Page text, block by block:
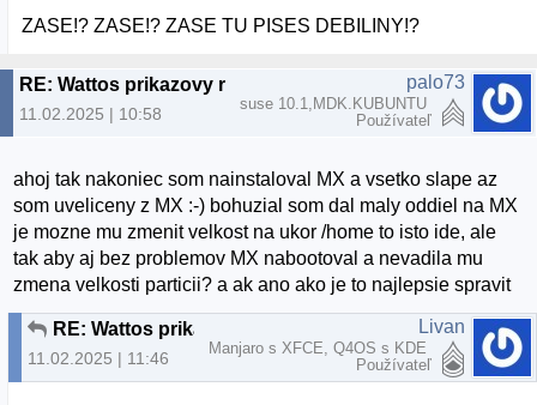
ZASE!? ZASE!? ZASE TU PISES DEBILINY!?
RE: Wattos prikazovy riadok
11.02.2025 | 10:58
palo73
suse 10.1,MDK.KUBUNTU
Používateľ
ahoj tak nakoniec som nainstaloval MX a vsetko slape az
som uveliceny z MX :-) bohuzial som dal maly oddiel na MX
je mozne mu zmenit velkost na ukor /home to isto ide, ale
tak aby aj bez problemov MX nabootoval a nevadila mu
zmena velkosti particii? a ak ano ako je to najlepsie spravit
RE: Wattos prikazovy riadok
11.02.2025 | 11:46
Livan
Manjaro s XFCE, Q4OS s KDE
Používateľ